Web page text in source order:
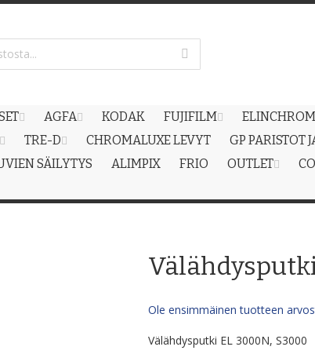
AGFA KODAK FUJIFILM
ELINCHROM
TRE-D CHROMALUXE LEVYT
GP PARISTOT
SÄILYTYS ALIMPIX FRIO OUTLET
Ole ensimmäinen tuotteen
Välähdysputki EL 3000N, S3000